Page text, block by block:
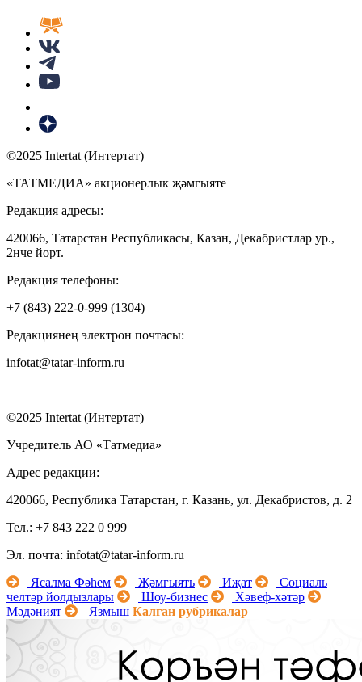
©2025 Intertat (Интертат)
«ТАТМЕДИА» акционерлык җәмгыяте
Редакция адресы:
420066, Татарстан Республикасы, Казан, Декабристлар ур.,
2нче йорт.
Редакция телефоны:
+7 (843) 222-0-999 (1304)
Редакциянең электрон почтасы:
infotat@tatar-inform.ru
©2025 Intertat (Интертат)
Учредитель АО «Татмедиа»
Адрес редакции:
420066, Республика Татарстан, г. Казань, ул. Декабристов, д. 2
Тел.: +7 843 222 0 999
Эл. почта: infotat@tatar-inform.ru
Ясалма Фәһем
Җәмгыять Иҗат
Социаль
челтәр йолдызлары
Шоу-бизнес
Хәвеф-хәтәр
Мәдәният
Язмыш Калган рубрикалар